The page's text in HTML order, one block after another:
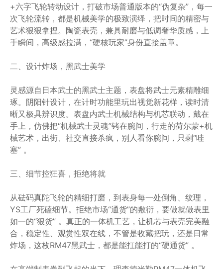
+六字飞轮转动设计，打破市场普通版本的“伪复杂”，每一
次飞轮流转，都是机械美学的极致演绎，把时间的精密与
艺术狠狠拿捏。陶瓷表壳，兼具耐磨与低调奢华质感，上
手瞬间，高级感拉满，“硬核玩家”身份直接盖章。
二、设计炸场，黑武士美学
灵感源自日本武士的黑武士主题，表盘将武士元素精雕细
琢。阴阳针设计，在计时功能里玩出视觉新花样，读时清
晰又极具辨识度。表盘内武士机械结构与机芯联动，戴在
手上，仿佛把“机械武士灵魂”铐在腕间，行走的荷尔蒙+机
械艺术，出街、社交直接杀疯，别人看你腕间，只剩“哇
塞” 。
三、细节控狂喜，拒绝将就
从砝码真陀飞轮的精细打磨，到表身每一处倒角、纹理，
YS工厂死磕细节。拒绝市场“通货”的敷衍，要做就做表里
如一的“狠货” 。真正的一体机工艺，让机芯与表壳完美融
合，稳定性、观赏性双在线，不管是收藏把玩，还是日常
炸场，这枚RM47黑武士，都是能扛能打的“硬通货” 。